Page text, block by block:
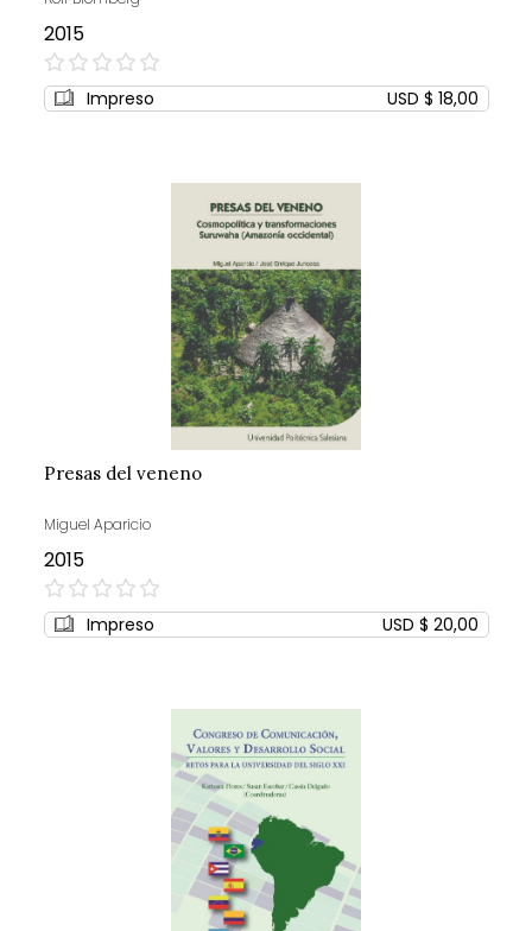
2015
0%
Impreso USD $ 18,00
Presas del veneno
Miguel Aparicio
2015
0%
Impreso USD $ 20,00